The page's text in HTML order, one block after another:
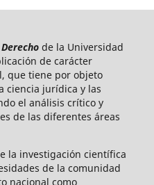
de la Universidad
de carácter
que tiene por objeto
ciencia jurídica y las
el análisis crítico y
de las diferentes áreas
la investigación científica
de la comunidad
nacional como